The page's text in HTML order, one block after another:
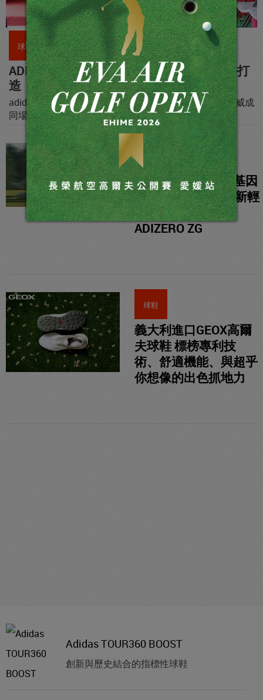
球鞋
ADIZERO ZG全新輕量機能系列專為高球手打
造「輕」征球場的最佳利器！
adidas Golf魅力無法擋，曾雅妮領軍李旻、葉欣寧、沈威成
同場較量，初代名模王靜瑩友情登台演驛春夏高球時尚
球鞋
承襲冠軍跑鞋家族基因
adidas Golf推出最新輕
量機能高球鞋款
ADIZERO ZG
球鞋
義大利進口GEOX高爾
夫球鞋 標榜專利技
術、舒適機能、與超乎
你想像的出色抓地力
Adidas TOUR360 BOOST
創新與歷史結合的指標性球鞋